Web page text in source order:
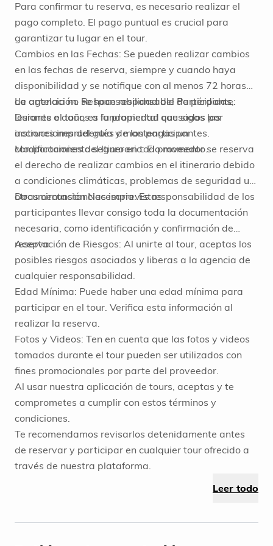
Para confirmar tu reserva, es necesario realizar el
pago completo. El pago puntual es crucial para
garantizar tu lugar en el tour.
Cambios en las Fechas: Se pueden realizar cambios
en las fechas de reserva, siempre y cuando haya
disponibilidad y se notifique con al menos 72 horas
de antelación. Responsabilidad del Participante:
Durante el tour, es fundamental que sigas las
instrucciones del guía y mantengas un
comportamiento seguro en todo momento.
La agencia no se hace responsable de pérdidas,
lesiones o daños a la propiedad causados por
acciones imprudentes de los participantes.
Modificaciones del Itinerario: El proveedor se reserva
el derecho de realizar cambios en el itinerario debido
a condiciones climáticas, problemas de seguridad u
otras circunstancias imprevistas.
Documentación Necesaria: Es responsabilidad de los
participantes llevar consigo toda la documentación
necesaria, como identificación y confirmación de
reserva.
Aceptación de Riesgos: Al unirte al tour, aceptas los
posibles riesgos asociados y liberas a la agencia de
cualquier responsabilidad.
Edad Mínima: Puede haber una edad mínima para
participar en el tour. Verifica esta información al
realizar la reserva.
Fotos y Videos: Ten en cuenta que las fotos y videos
tomados durante el tour pueden ser utilizados con
fines promocionales por parte del proveedor.
Al usar nuestra aplicación de tours, aceptas y te
comprometes a cumplir con estos términos y
condiciones.
Te recomendamos revisarlos detenidamente antes
de reservar y participar en cualquier tour ofrecido a
través de nuestra plataforma.
Leer todo